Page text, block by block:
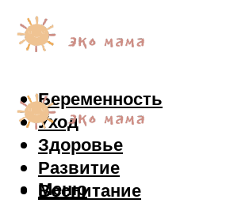
Беременность
Уход
Здоровье
Развитие
Воспитание
Меню